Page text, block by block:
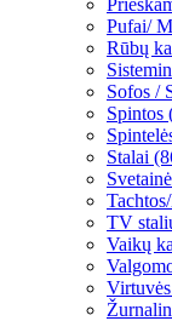
Pufai/
Rūbų
Sofos /
Spintos
Stalai
TV
Vaikų